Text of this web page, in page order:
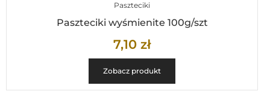
Paszteciki
Paszteciki wyśmienite 100g/szt
7,10 zł
Zobacz produkt